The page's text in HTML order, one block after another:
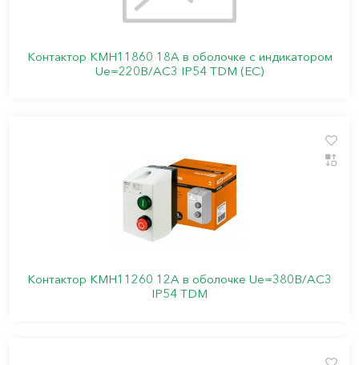
Контактор КМН11860 18А в оболочке с индикатором
Ue=220В/АС3 IP54 TDM (ЕС)
Контактор КМН11260 12А в оболочке Ue=380В/АС3
IP54 TDM